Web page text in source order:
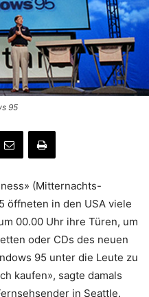
95
(Mitternachts-
öffneten in den USA viele
00.00 Uhr ihre Türen, um
oder CDs des neuen
95 unter die Leute zu
kaufen», sagte damals
in Seattle.